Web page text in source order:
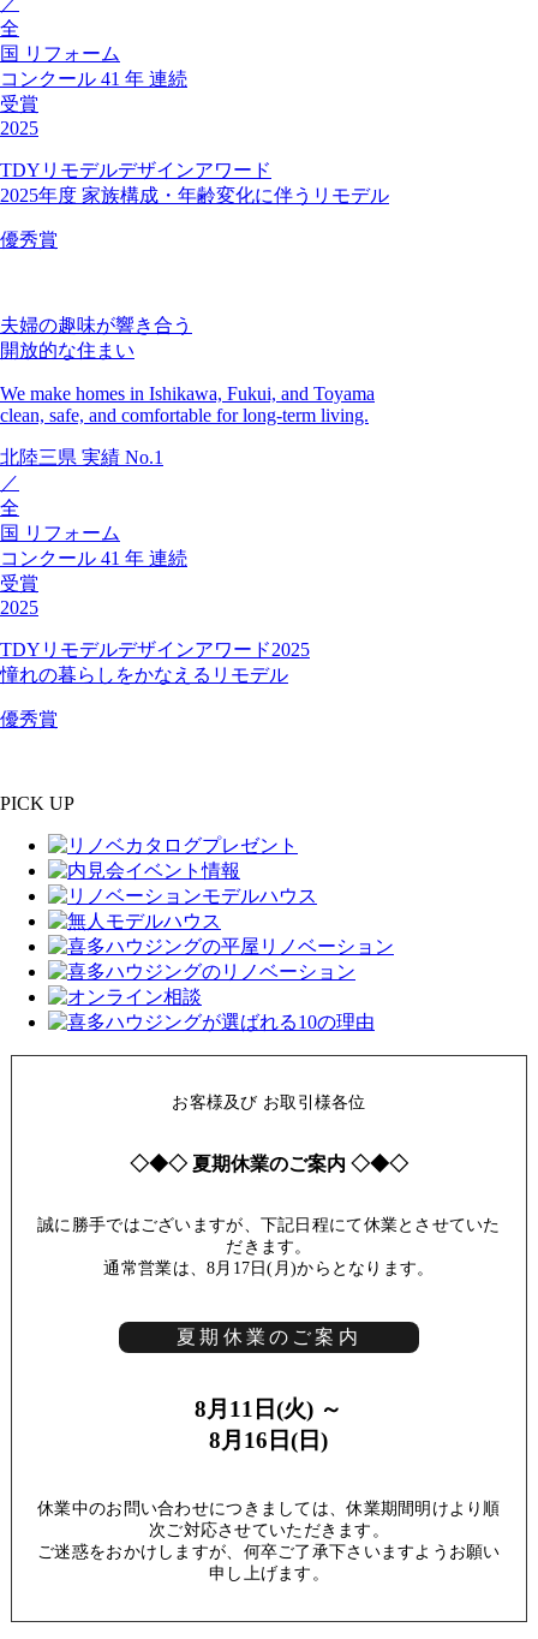
全
国 リフォーム
コンクール 41 年 連続
受賞
2025
TDYリモデルデザインアワード
2025年度 家族構成・年齢変化に伴うリモデル
優秀賞
夫婦の趣味が響き合う
開放的な住まい
We make homes in Ishikawa, Fukui, and Toyama
clean, safe, and comfortable for long-term living.
北陸三県 実績 No.1
／
全
国 リフォーム
コンクール 41 年 連続
受賞
2025
TDYリモデルデザインアワード2025
憧れの暮らしをかなえるリモデル
優秀賞
PICK UP
お客様及び お取引様各位
◇◆◇ 夏期休業のご案内 ◇◆◇
誠に勝手ではございますが、下記日程にて休業とさせていた
だきます。
通常営業は、8月17日(月)からとなります。
夏期休業のご案内
8月11日(火) ～
8月16日(日)
休業中のお問い合わせにつきましては、休業期間明けより順
次ご対応させていただきます。
ご迷惑をおかけしますが、何卒ご了承下さいますようお願い
申し上げます。